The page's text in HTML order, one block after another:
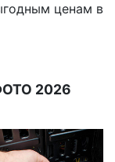
ценам в
2026